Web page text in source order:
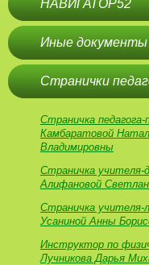
НАВИГАТОР52
Иные
Странички
Страничка педагога-
Камбаратовой
Владимировны
Страничка учителя-
Алифановой
Страничка учителя-
Усаниной Анны
Инструктор по
Лучникова Дарья